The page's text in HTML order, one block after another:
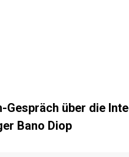
Gespräch über die
Bano Diop